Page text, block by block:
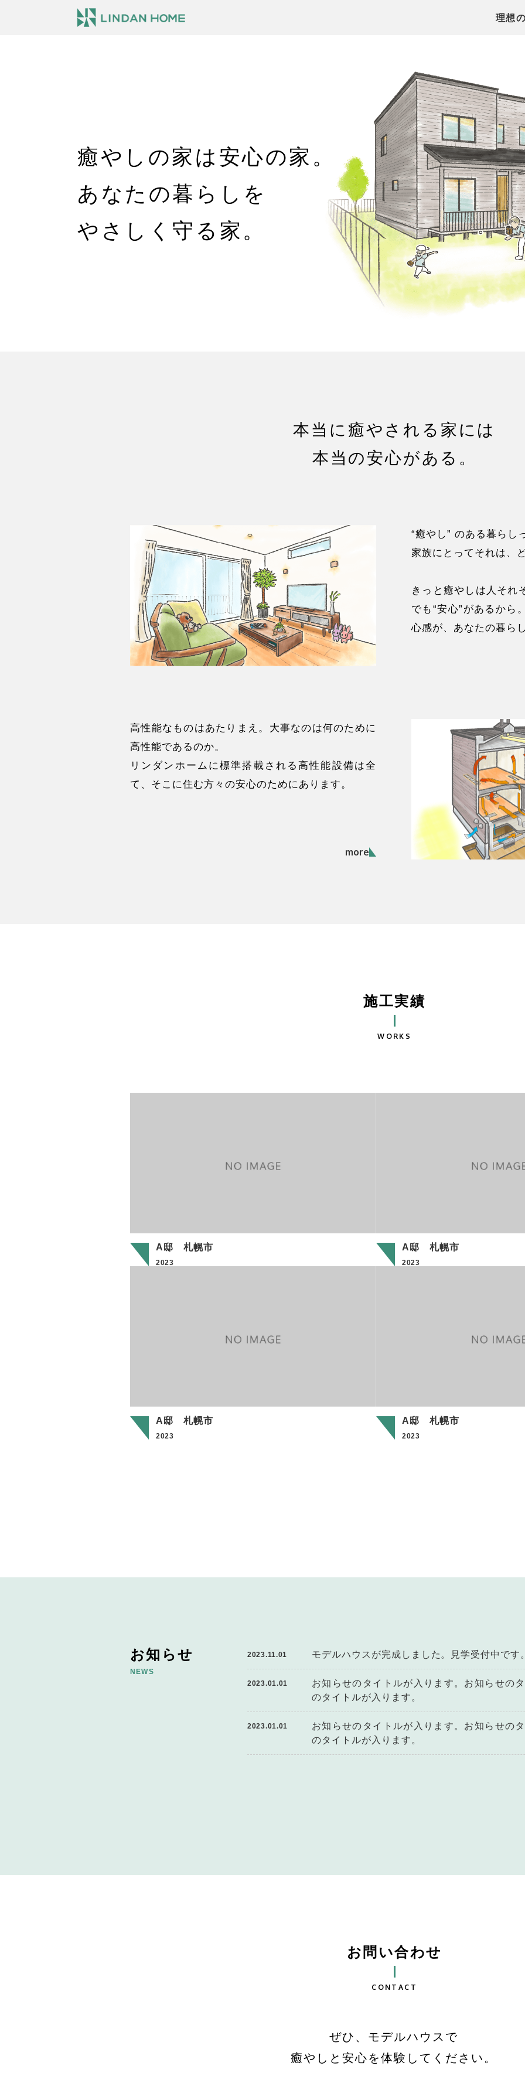
理想
癒やしの家は安心の家。
あなたの暮らしを
やさしく守る家。
本当に癒やされる家には
本当の安心がある。
“癒やし” のある暮らし
家族にとってそれは、
きっと癒やしは人それ
でも“安心”があるから
心感が、あなたの暮ら
高性能なものはあたりまえ。大事なのは何のために
高性能であるのか。
リンダンホームに標準搭載される高性能設備は全
て、そこに住む方々の安心のためにあります。
more
施工実績
WORKS
A邸 札幌市
2023
A邸 札幌市
2023
A邸 札幌市
2023
A邸 札幌市
2023
お知らせ
NEWS
2023.11.01 モデルハウスが完成しました。見学受付中です。
2023.01.01
お知らせのタイトルが入ります。お知らせの
のタイトルが入ります。
2023.01.01
お知らせのタイトルが入ります。お知らせの
のタイトルが入ります。
お問い合わせ
CONTACT
ぜひ、モデルハウスで
癒やしと安心を体験してください。